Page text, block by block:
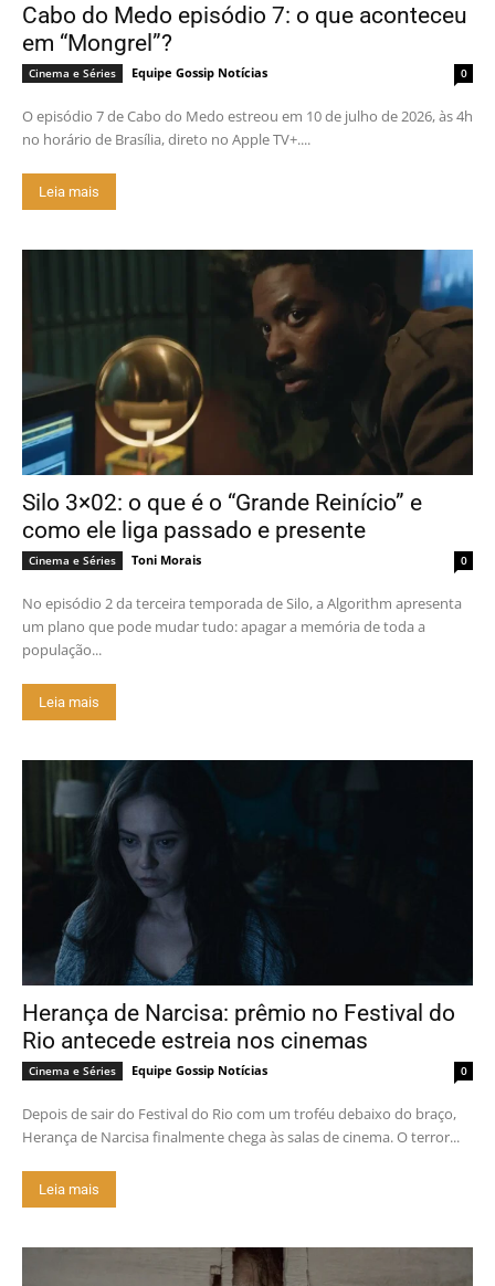
Cabo do Medo episódio 7: o que aconteceu
em “Mongrel”?
Cinema e Séries Equipe Gossip Notícias 0
O episódio 7 de Cabo do Medo estreou em 10 de julho de 2026, às 4h
no horário de Brasília, direto no Apple TV+....
Leia mais
Silo 3×02: o que é o “Grande Reinício” e
como ele liga passado e presente
Cinema e Séries Toni Morais 0
No episódio 2 da terceira temporada de Silo, a Algorithm apresenta
um plano que pode mudar tudo: apagar a memória de toda a
população...
Leia mais
Herança de Narcisa: prêmio no Festival do
Rio antecede estreia nos cinemas
Cinema e Séries Equipe Gossip Notícias 0
Depois de sair do Festival do Rio com um troféu debaixo do braço,
Herança de Narcisa finalmente chega às salas de cinema. O terror...
Leia mais